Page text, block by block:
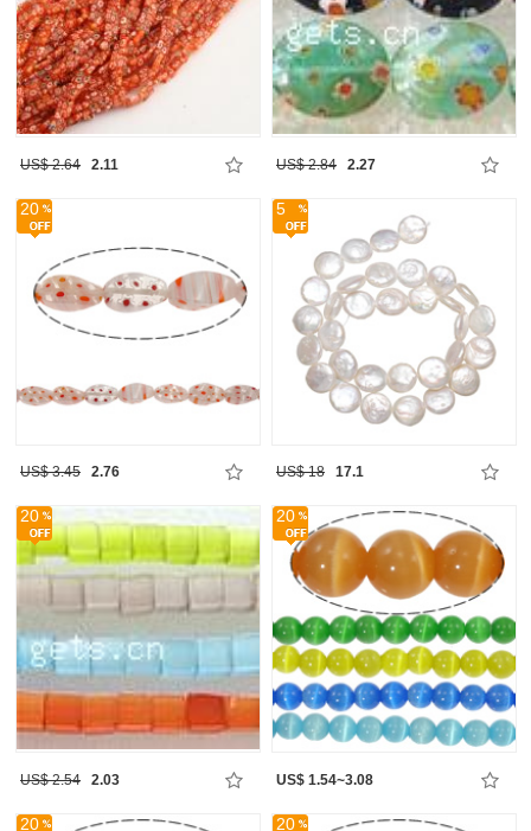
US$ 2.64 2.11 US$ 2.84 2.27
20
US$ 3.45 2.76
5
US$ 18 17.1
20
US$ 2.54 2.03
20
US$ 1.54~3.08
20 20